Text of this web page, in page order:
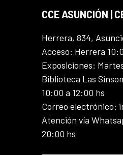
CCE ASUNCIÓN |
Herrera, 834,
Acceso: Herrera
Exposiciones:
Biblioteca Las
10:00 a 12:00 hs
Correo electrónico:
Atención vía
20:00 hs